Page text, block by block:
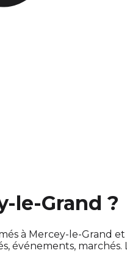
le-Grand ?
à Mercey-le-Grand
événements,